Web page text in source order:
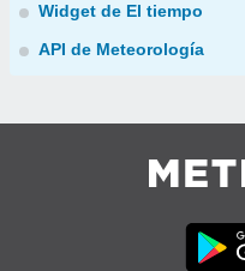
Widget de El tiempo
API de Meteorología